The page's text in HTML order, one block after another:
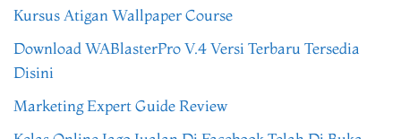
Kursus Atigan Wallpaper Course
Download WABlasterPro V.4 Versi Terbaru Tersedia
Disini
Marketing Expert Guide Review